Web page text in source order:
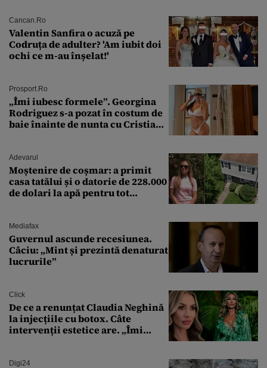
Cancan.ro
Valentin Sanfira o acuză pe
Codruța de adulter? 'Am iubit doi
ochi ce m-au înșelat!'
Prosport.ro
„Îmi iubesc formele”. Georgina
Rodriguez s-a pozat în costum de
baie înainte de nunta cu Cristiano
Adevarul
Moștenire de coșmar: a primit
casa tatălui și o datorie de 228.000
de dolari la apă pentru tot
Mediafax
Guvernul ascunde recesiunea.
Câciu: „Mint și prezintă denaturat
lucrurile”
Click
De ce a renunțat Claudia Neghină
la injecțiile cu botox. Câte
intervenții estetice are. „Îmi
Digi24